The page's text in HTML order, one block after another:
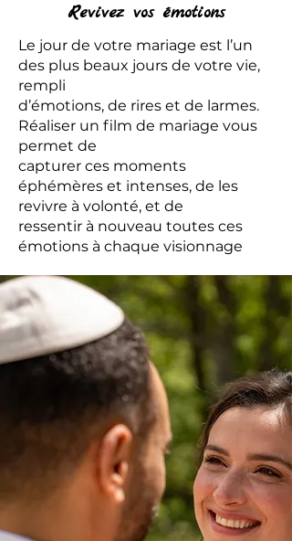
Revivez vos émotions
Le jour de votre mariage est l’un
des plus beaux jours de votre vie,
rempli
d’émotions, de rires et de larmes.
Réaliser un film de mariage vous
permet de
capturer ces moments
éphémères et intenses, de les
revivre à volonté, et de
ressentir à nouveau toutes ces
émotions à chaque visionnage